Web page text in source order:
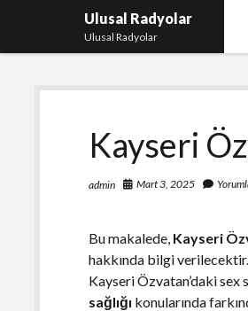
Ulusal Radyolar
Ulusal Radyolar
Kayseri
admin Mart 3, 2025
Bu makalede, Kayseri
hakkında bilgi
Kayseri Özvatan’daki sex
sağlığı konularında